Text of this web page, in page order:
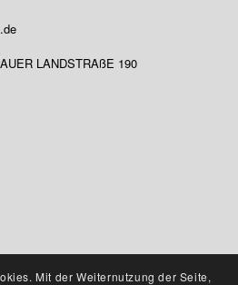
LANDSTRAßE 190
Mit der Weiternutzung der Seite,